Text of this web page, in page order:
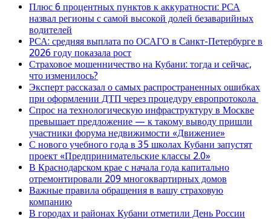
Плюс 6 процентных пунктов к аккуратности: РСА
назвал регионы с самой высокой долей безаварийных
водителей
РСА: средняя выплата по ОСАГО в Санкт-Петербурге в
2026 году показала рост
Страховое мошенничество на Кубани: тогда и сейчас,
что изменилось?
Эксперт рассказал о самых распространенных ошибках
при оформлении ДТП через процедуру европротокола
Спрос на технологическую инфраструктуру в Москве
превышает предложение — к такому выводу пришли
участники форума недвижимости «Движение»
С нового учебного года в 35 школах Кубани запустят
проект «Предпринимательские классы 2.0»
В Краснодарском крае с начала года капитально
отремонтировали 209 многоквартирных домов
Важные правила обращения в вашу страховую
компанию
В городах и районах Кубани отметили День России